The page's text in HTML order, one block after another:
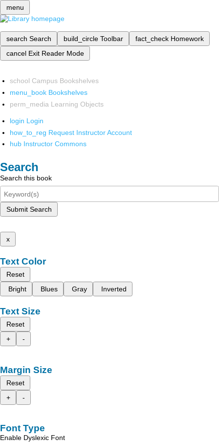
menu
search Search build_circle Toolbar fact_check Homework
cancel Exit Reader Mode
school Campus Bookshelves
menu_book Bookshelves
perm_media Learning Objects
login Login
how_to_reg Request Instructor Account
hub Instructor Commons
Search
Search this book
Submit Search
x
Text Color
Reset
Bright
Blues Gray Inverted
Text Size
Reset
+
-
Margin Size
Reset
+
-
Font Type
Enable Dyslexic Font